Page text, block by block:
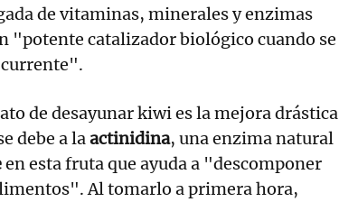
de vitaminas, minerales y enzimas
"potente catalizador biológico cuando se
de desayunar kiwi es la mejora drástica
debe a laactinidina, una enzima natural
en esta fruta que ayuda a "descomponer
Al tomarlo a primera hora,